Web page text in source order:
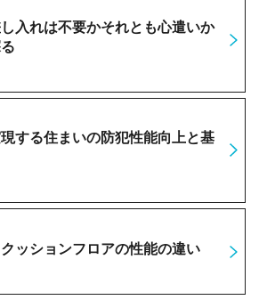
入れは不要かそれとも心遣いか
する住まいの防犯性能向上と基
ッションフロアの性能の違い